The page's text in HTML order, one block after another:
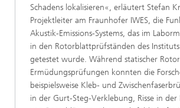
Schadens lokalisieren«, erläutert Stefan
Projektleiter am Fraunhofer IWES, die
Akustik-Emissions-Systems, das im
in den Rotorblattprüfständen des
getestet wurde. Während statischer
Ermüdungsprüfungen konnten die
beispielsweise Kleb- und
in der Gurt-Steg-Verklebung, Risse in